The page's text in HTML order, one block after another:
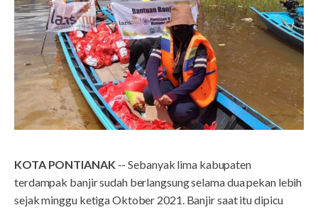
KOTA PONTIANAK -- Sebanyak lima kabupaten
terdampak banjir sudah berlangsung selama dua pekan lebih
sejak minggu ketiga Oktober 2021. Banjir saat itu dipicu